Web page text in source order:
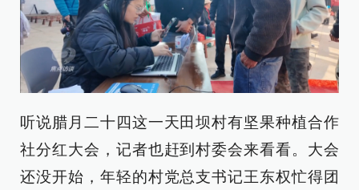
听说腊月二十四这一天田坝村有坚果种植合作
社分红大会，记者也赶到村委会来看看。大会
还没开始，年轻的村党总支书记王东权忙得团